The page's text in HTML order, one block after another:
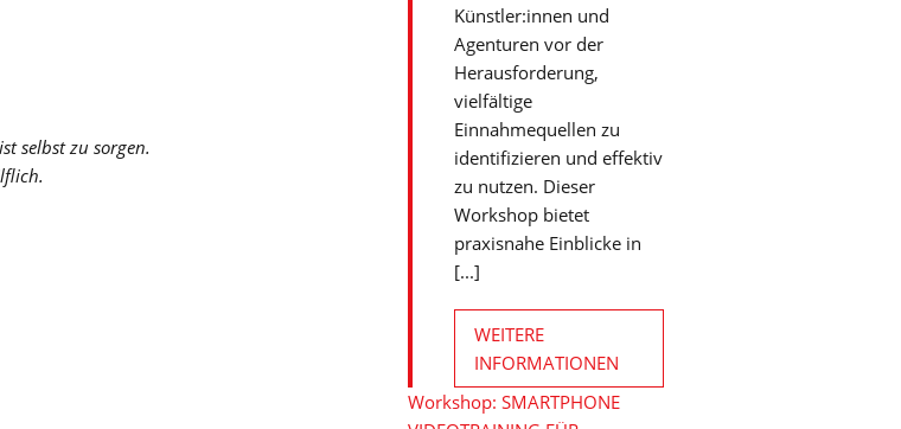
selbst zu sorgen.
Künstler:innen und
Agenturen vor der
Herausforderung,
vielfältige
Einnahmequellen zu
identifizieren und effektiv
zu nutzen. Dieser
Workshop bietet
praxisnahe Einblicke in
[...]
WEITERE
INFORMATIONEN
Workshop: SMARTPHONE